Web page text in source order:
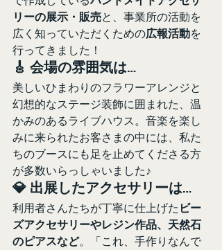
リーの展示・販売と、事業所の活動を
広く知っていただくための広報活動を
行ってきました！
🎸 会場の雰囲気は…
美しいひまわりのフラワーアレンジと
幻想的なステージ装飾に囲まれた、温
かみのあるライブハウス。音楽を楽し
みに来られたお客さまの中には、私た
ちのブースにも足を止めてくださる方
が多数いらっしゃいました♪
💎 出展したアクセサリーは…
利用者さんたちが丁寧に仕上げた ビー
ズアクセサリーやレジン作品、天然石
のピアスなど。「これ、手作りなんで